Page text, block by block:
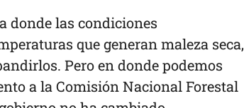
donde las condiciones
que generan maleza seca,
Pero en donde podemos
a la Comisión Nacional Forestal